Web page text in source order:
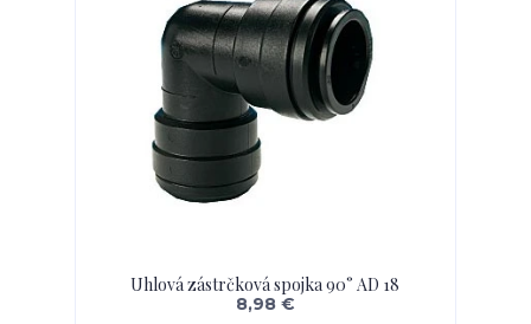
Uhlová zástrčková spojka 90° AD 18
8,98 €